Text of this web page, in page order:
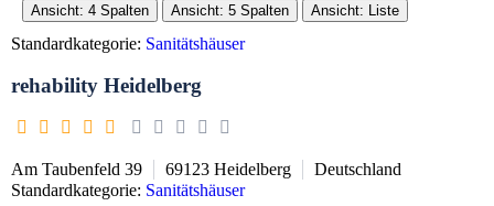
Ansicht: 4 Spalten
Ansicht: 5 Spalten Ansicht: Liste
Standardkategorie: Sanitätshäuser
rehability Heidelberg
Am Taubenfeld 39 69123 Heidelberg
Deutschland
Standardkategorie: Sanitätshäuser